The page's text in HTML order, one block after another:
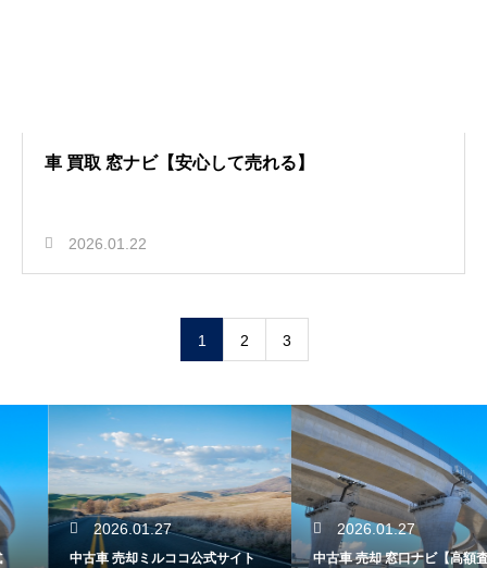
車 買取 窓ナビ【安心して売れる】
2026.01.22
1 2 3
2026.01.27
中古車 売却ミルココ公式サイト
2026.01.27
中古車 売却 窓口ナビ【高額査定